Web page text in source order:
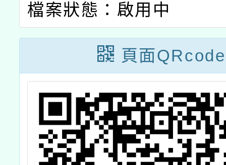
檔案狀態：啟用中
頁面QRcode